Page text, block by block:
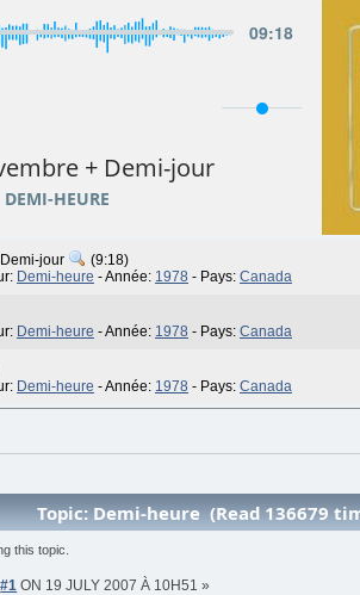
09:18
+ Demi-jour
DEMI-HEURE
jour
(9:18)
Demi-heure - Année: 1978 - Pays: Canada
Demi-heure - Année: 1978 - Pays: Canada
Demi-heure - Année: 1978 - Pays: Canada
Topic: Demi-heure (Read 136679
this topic.
#1 ON 19 JULY 2007 À 10H51 »